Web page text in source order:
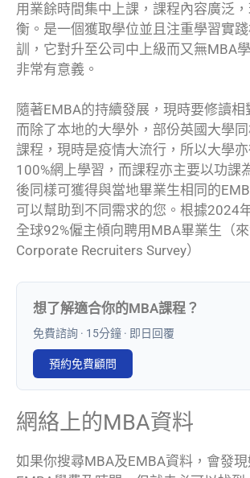
用業餘時間集中上課，課程內容廣泛
衡。是一個獲取學位並且注重學習實
訓，它對升至公司中上級而又無MBA
非常有意義。
隨著EMBA的持續發展，現時要修讀相
而除了本地的大學外，部份英國大學
課程，現時是疫情大流行，所以大學
100%網上學習，而課程亦主要以功課
後同樣可獲得與當地畢業生相同的
可以幫助到不同需求的您。根據2024
全球92%僱主傾向聘用MBA畢業生（
Corporate Recruiters Survey）
想了解適合你的MBA課程？
免費諮詢 · 15分鐘 · 即日回覆
預約免費顧問
網絡上的MBA資料
如果你搜尋MBA及EMBA資料，會發